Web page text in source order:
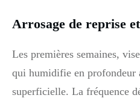
Arrosage de reprise
Les premières semaines,
qui humidifie en profondeur
superficielle. La fréquence